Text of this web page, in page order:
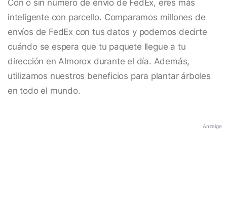
Con o sin número de envío de FedEx, eres más
inteligente con parcello. Comparamos millones de
envíos de FedEx con tus datos y podemos decirte
cuándo se espera que tu paquete llegue a tu
dirección en Almorox durante el día. Además,
utilizamos nuestros beneficios para plantar árboles
en todo el mundo.
Anzeige